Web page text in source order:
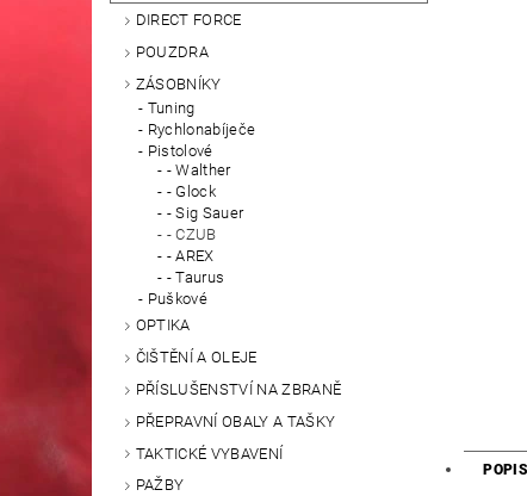
DIRECT FORCE
POUZDRA
ZÁSOBNÍKY
Tuning
Rychlonabíječe
Pistolové
- Walther
- Glock
- Sig Sauer
- CZUB
- AREX
- Taurus
Puškové
OPTIKA
ČIŠTĚNÍ A OLEJE
PŘÍSLUŠENSTVÍ NA ZBRANĚ
PŘEPRAVNÍ OBALY A TAŠKY
TAKTICKÉ VYBAVENÍ
PAŽBY
POPIS